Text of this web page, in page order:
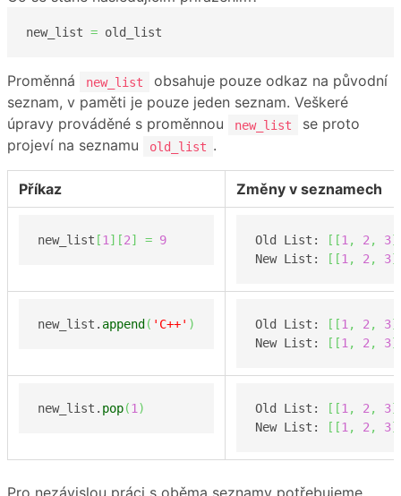
new_list = old_list
Proměnná new_list
obsahuje pouze odkaz na původní
seznam, v paměti je pouze jeden seznam. Veškeré
úpravy prováděné s proměnnou
new_list
se proto
projeví na seznamu
old_list .
Příkaz Změny v seznamech
new_list [1 ] [2] = 9 Old List: [ [1 , 2 , 3]
New List:
[ [1 , 2 , 3]
new_list. append ( 'C++' ) Old List: [ [1 , 2 , 3]
New List:
[ [1 , 2 , 3]
new_list. pop(1 ) Old List: [ [1 , 2 , 3]
New List:
[ [1 , 2 , 3]